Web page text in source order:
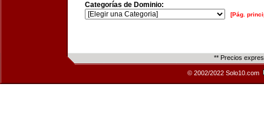
Categorías de Dominio:
[Pág.
** Precios
© 2002/2022 Solo10.com